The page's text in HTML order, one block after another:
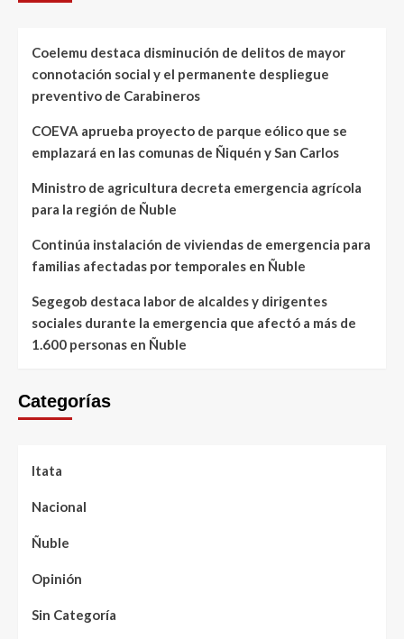
Coelemu destaca disminución de delitos de mayor
connotación social y el permanente despliegue
preventivo de Carabineros
COEVA aprueba proyecto de parque eólico que se
emplazará en las comunas de Ñiquén y San Carlos
Ministro de agricultura decreta emergencia agrícola
para la región de Ñuble
Continúa instalación de viviendas de emergencia para
familias afectadas por temporales en Ñuble
Segegob destaca labor de alcaldes y dirigentes
sociales durante la emergencia que afectó a más de
1.600 personas en Ñuble
Categorías
Itata
Nacional
Ñuble
Opinión
Sin Categoría